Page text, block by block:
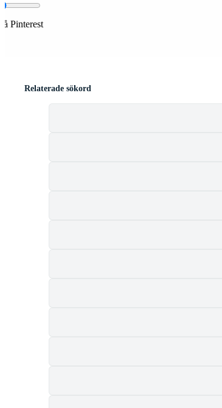
Pinterest
Relaterade sökord